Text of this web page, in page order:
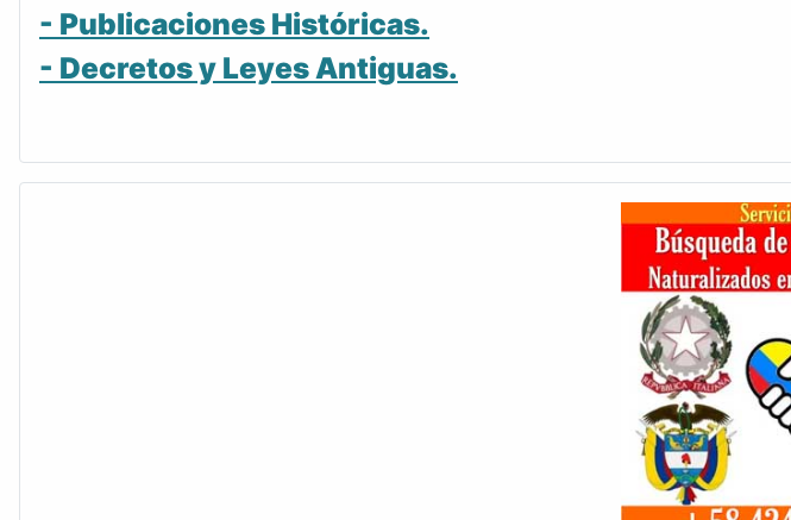
- Publicaciones Históricas.
- Decretos y Leyes Antiguas.